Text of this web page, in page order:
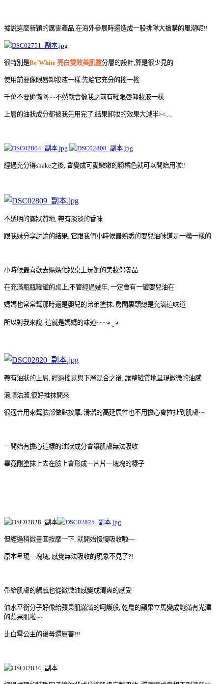
據說這麼新穎的厲害產品,在海外參展時還造成一股排隊大搶購的風潮呢!!
很特別是Be`White 亮白雙效美肌露分層的設計,算是很少見的
使用前要像眼唇卸妝液一樣.先給它充分的搖一搖
千萬不要偷懶阿~~不然就會像我之前有罐眼唇卸妝液一樣
上層的油狀成分都被我先用完了,結果卸妝的效果大減半><.....
經過充分得shake之後, 會變成可愛嫩嫩的粉橘色就可以開始用啦!!
不透明的露狀質地, 帶有淡淡的香味
跟我妹分享討論的結果, 它跟我們小時候最熟悉的嬰兒油味道是一模一樣的
小時候最喜歡去媽媽化妝桌上玩她的美妝保養品
在充滿瓶瓶罐罐的桌上,不管經過幾年, 一定會有一罐嬰兒油在
媽媽也常常幫那時還是嬰兒的弟弟塗抹, 房間裏頭總是充滿這味道
所以對我來說, 這就是媽媽的味道~~~◕‿◕
帶有油狀的上層, 經過搖晃與下層混合之後, 讓整罐質地呈現微微的油感
滑順沽溜,很好推抹開來
很適合用來幫臉部做點按摩, 滑溜的高延展性也不用擔心會拉扯到肌膚~~
一開始有擔心這樣的油狀成分會讓肌膚無法吸收
畢竟剛塗抹上去在臉上會形成一片片一塊塊的樣子
但經過稍微畫圓按摩一下, 就開始慢慢吸收啦~~
原本呈現一塊塊, 感覺無法吸收的現象不見了?!
帶給肌膚的觸感也從微微油感變成清爽的感受
油水平衡分子好像給蘋果肌滿滿的呵護般, 乾扁的蘋果立馬變成飽滿有光澤
的蘋果肌啦~~
比白雪公主的後母還厲害!!!